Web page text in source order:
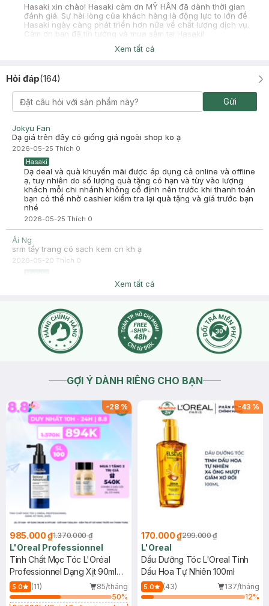
Hasaki xin chào! Hasaki cảm ơn MỸ HÂN đã dành thời gian
đánh giá. Sự hài lòng của khách hàng là động lực to lớn để
Hasaki ngày càng phát triển hơn nữa về chất lượng dịch vụ.
Cảm ơn bạn đã tin tưởng và mua sắm tại Hasaki!
Đã mua hàng
Da mình da dầu mụn dùng khô queo ak. Nổi mụn lun. Chắc do ko
Xem tất cả
Hỏi đáp(164)
Gửi
Jokyu Fan
Dạ giá trên đây có giống giá ngoài shop ko ạ
2026-05-25 Thích 0
Hasaki
Dạ deal và quà khuyến mãi được áp dụng cả online và offline
ạ, tuy nhiên do số lượng quà tặng có hạn và tùy vào lượng
khách mỗi chi nhánh không cố định nên trước khi thanh toán
bạn có thể nhờ cashier kiểm tra lại quà tặng và giá trước bạn
nhé
2026-05-25 Thích 0
Ái Ng
srm tẩy trang có sạch kem cn kh ạ
2026-05-20 Thích 0
Dạ Hasaki xin chào, để tiện hỗ trợ hơn, nhờ bạn nhắn qua
2026-05-21Thích
Xem tất cả
GỢI Ý DÀNH RIÊNG CHO BẠN
-28%
985.000 ₫1.370.000 ₫
L'Oreal Professionnel
Tinh Chất Mọc Tóc L'Oréal
Professionnel Dạng Xịt 90ml
(Mới)
5.0 (11)
85/tháng
50%
-43 %
170.000 ₫299.000 ₫
L'Oreal
Dầu Dưỡng Tóc L'Oreal Tinh
Dầu Hoa Tự Nhiên 100ml
5.0 (43)
137/tháng
12%